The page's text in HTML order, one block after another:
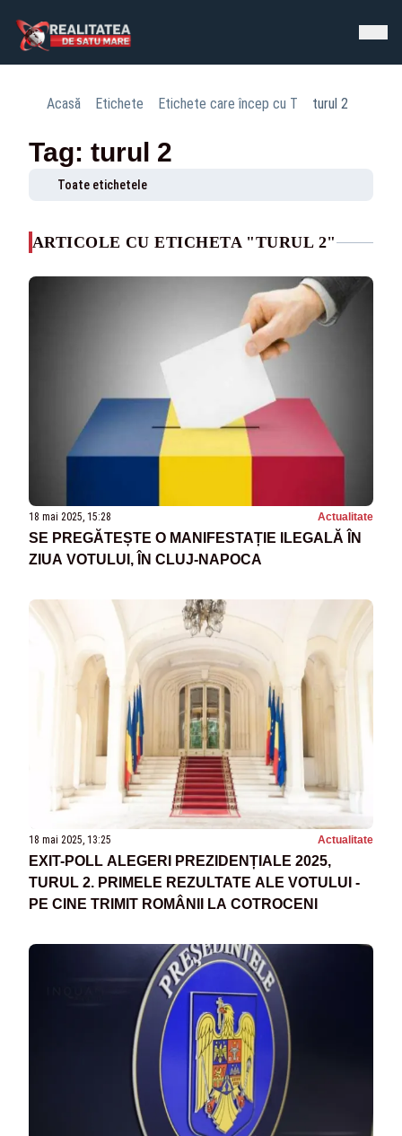
Acasă Etichete Etichete care încep cu T turul 2
Tag: turul 2
Toate etichetele
ARTICOLE CU ETICHETA "TURUL 2"
18 mai 2025, 15:28 Actualitate
SE PREGĂTEȘTE O MANIFESTAȚIE ILEGALĂ ÎN
ZIUA VOTULUI, ÎN CLUJ-NAPOCA
18 mai 2025, 13:25 Actualitate
EXIT-POLL ALEGERI PREZIDENȚIALE 2025,
TURUL 2. PRIMELE REZULTATE ALE VOTULUI -
PE CINE TRIMIT ROMÂNII LA COTROCENI